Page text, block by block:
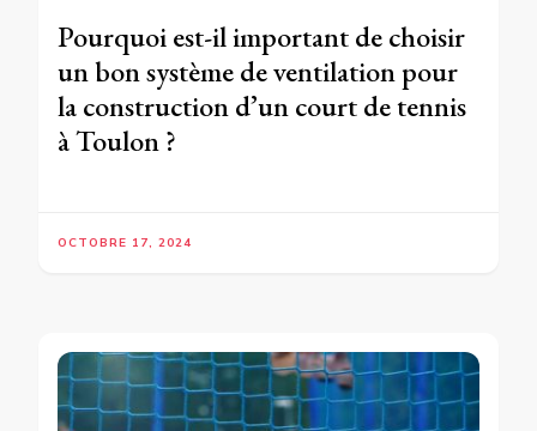
Pourquoi est-il important de choisir
un bon système de ventilation pour
la construction d’un court de tennis
à Toulon ?
OCTOBRE 17, 2024